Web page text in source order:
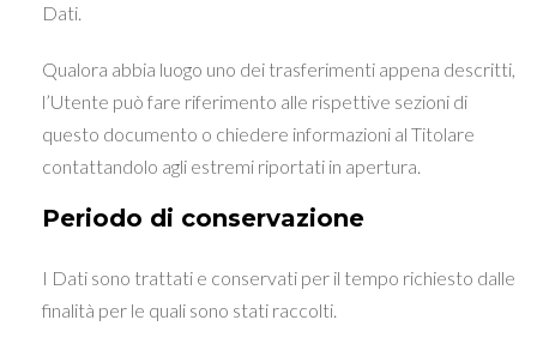
Dati.
Qualora abbia luogo uno dei trasferimenti appena descritti,
l’Utente può fare riferimento alle rispettive sezioni di
questo documento o chiedere informazioni al Titolare
contattandolo agli estremi riportati in apertura.
Periodo di conservazione
I Dati sono trattati e conservati per il tempo richiesto dalle
finalità per le quali sono stati raccolti.